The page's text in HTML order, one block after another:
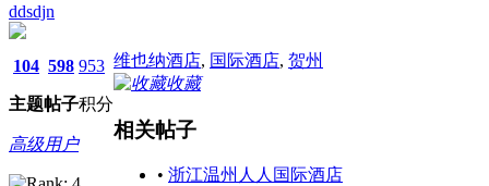
ddsdjn
104
主题
598
帖子
953
积分
高级用户
维也纳酒店, 国际酒店, 贺州
收藏
相关帖子
• 浙江温州人人国际酒店